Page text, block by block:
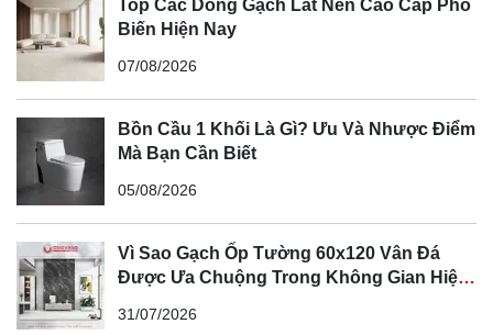
3.2 Ngói sóng vuông Secoin SE33
Tiếp đến là mẫu ngói sóng vuông với mã SE33 một mã
Top Các Dòng Gạch Lát Nền Cao Cấp Phổ
Biến Hiện Nay
07/08/2026
Bồn Cầu 1 Khối Là Gì? Ưu Và Nhược Điểm
Mà Bạn Cần Biết
05/08/2026
Vì Sao Gạch Ốp Tường 60x120 Vân Đá
Được Ưa Chuộng Trong Không Gian Hiện
31/07/2026